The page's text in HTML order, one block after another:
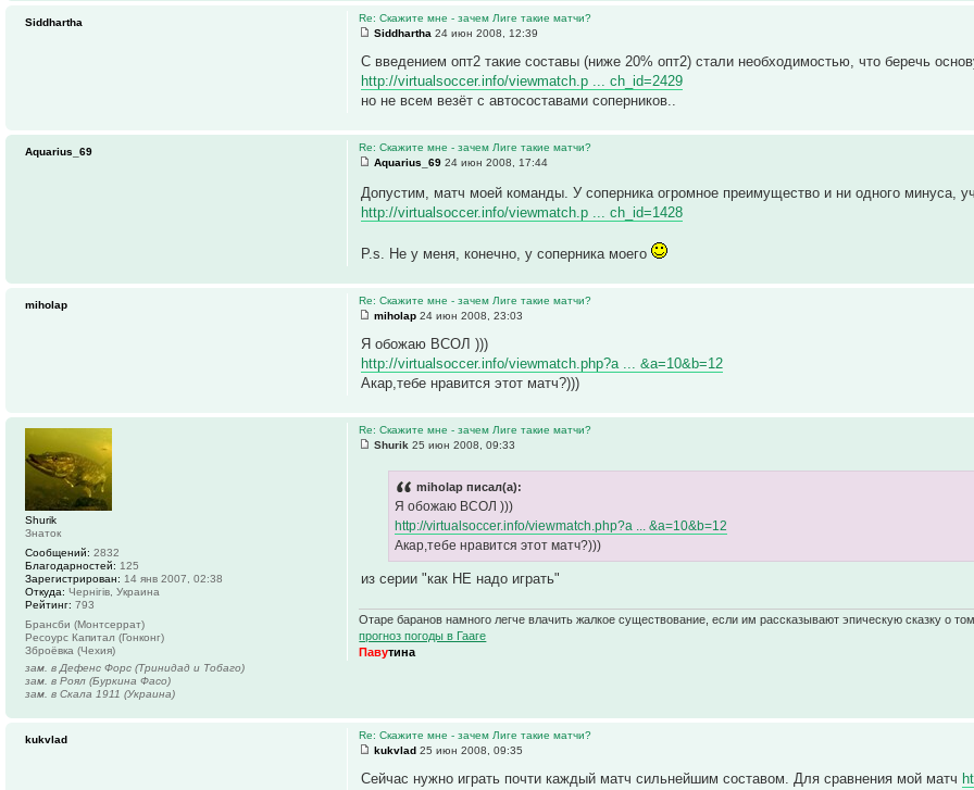
Re: Скажите мне - зачем Лиге такие матчи?
Siddhartha 24 июн 2008, 12:39
C введением опт2 такие составы (ниже 20% опт2) стали необходимостью, что беречь
http://virtualsoccer.info/viewmatch.p ... ch_id=2429
но не всем везёт с автосоставами соперников..
Siddhartha
Re: Скажите мне - зачем Лиге такие матчи?
Aquarius_69 24 июн 2008, 17:44
Допустим, матч моей команды. У соперника огромное преимущество и ни одного минуса,
http://virtualsoccer.info/viewmatch.p ... ch_id=1428
P.s. Не у меня, конечно, у соперника моего
Aquarius_69
Re: Скажите мне - зачем Лиге такие матчи?
miholap 24 июн 2008, 23:03
Я обожаю ВСОЛ )))
http://virtualsoccer.info/viewmatch.php?a ... &a=10&b=12
Акар,тебе нравится этот матч?)))
miholap
Re: Скажите мне - зачем Лиге такие матчи?
Shurik 25 июн 2008, 09:33
miholap писал(а):
Я обожаю ВСОЛ )))
http://virtualsoccer.info/viewmatch.php?a ... &a=10&b=12
Акар,тебе нравится этот матч?)))
из серии "как НЕ надо играть"
Отаре баранов намного легче влачить жалкое существование, если им рассказывают эпическую сказку о
прогноз погоды в Гааге
Павутина
Shurik
Знаток
Сообщений: 2832
Благодарностей: 125
Зарегистрирован: 14 янв 2007, 02:38
Откуда: Чернігів, Украина
Рейтинг: 793
Брансби (Монтсеррат)
Ресоурс Капитал (Гонконг)
Зброёвка (Чехия)
зам. в Дефенс Форс (Тринидад и Тобаго)
зам. в Роял (Буркина Фасо)
зам. в Скала 1911 (Украина)
Re: Скажите мне - зачем Лиге такие матчи?
kukvlad 25 июн 2008, 09:35
Сейчас нужно играть почти каждый матч сильнейшим составом. Для сравнения мой матч
kukvlad